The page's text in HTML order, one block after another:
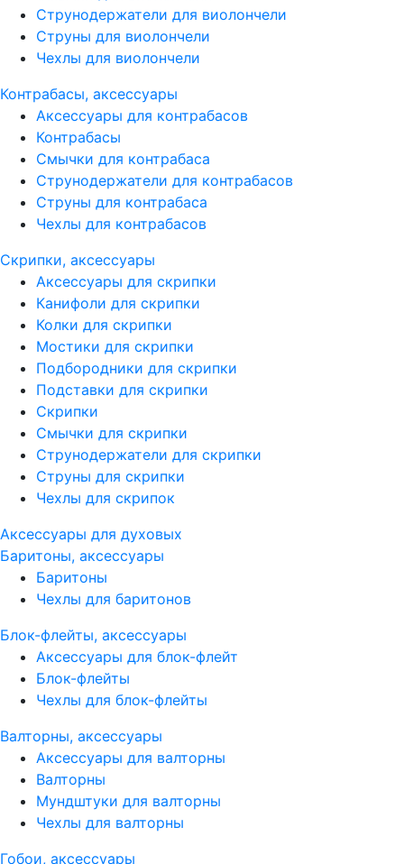
Струнодержатели для виолончели
Струны для виолончели
Чехлы для виолончели
Контрабасы, аксессуары
Аксессуары для контрабасов
Контрабасы
Смычки для контрабаса
Струнодержатели для контрабасов
Струны для контрабаса
Чехлы для контрабасов
Скрипки, аксессуары
Аксессуары для скрипки
Канифоли для скрипки
Колки для скрипки
Мостики для скрипки
Подбородники для скрипки
Подставки для скрипки
Скрипки
Смычки для скрипки
Струнодержатели для скрипки
Струны для скрипки
Чехлы для скрипок
Аксессуары для духовых
Баритоны, аксессуары
Баритоны
Чехлы для баритонов
Блок-флейты, аксессуары
Аксессуары для блок-флейт
Блок-флейты
Чехлы для блок-флейты
Валторны, аксессуары
Аксессуары для валторны
Валторны
Мундштуки для валторны
Чехлы для валторны
Гобои, аксессуары